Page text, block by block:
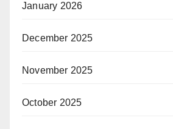
January 2026
December 2025
November 2025
October 2025